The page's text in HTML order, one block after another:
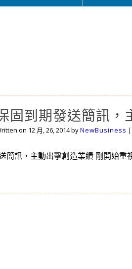
固到期發送簡訊，
on 12 月, 26, 2014byNewBusiness
簡訊，主動出擊創造業績 剛開始